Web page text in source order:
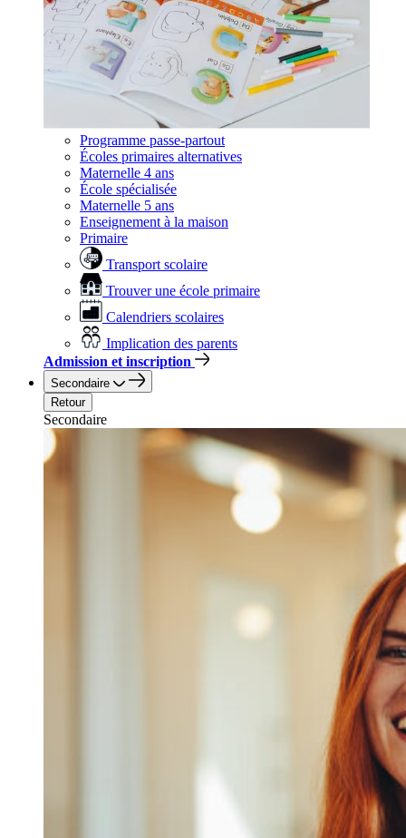
Programme passe-partout
Écoles primaires alternatives
Maternelle 4 ans
École spécialisée
Maternelle 5 ans
Enseignement à la maison
Primaire
Transport scolaire
Trouver une école primaire
Calendriers scolaires
Implication des parents
Admission et inscription
Secondaire
Retour
Secondaire